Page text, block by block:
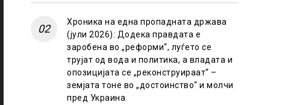
Хроника на една пропадната држава
(јули 2026): Додека правдата е
заробена во „реформи“, луѓето се
трујат од вода и политика, а владата и
опозицијата се „реконструираат“ –
земјата тоне во „достоинство“ и молчи
пред Украина